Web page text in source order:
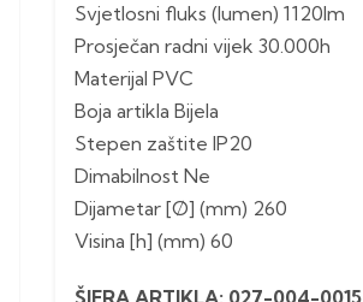
Svjetlosni fluks (lumen) 1120lm
Prosječan radni vijek 30.000h
Materijal PVC
Boja artikla Bijela
Stepen zaštite IP20
Dimabilnost Ne
Dijametar [Ø] (mm) 260
Visina [h] (mm) 60